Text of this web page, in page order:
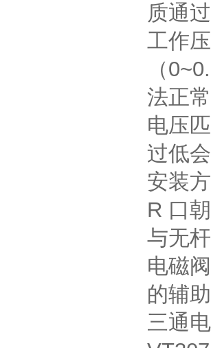
质通
工作
（
法正
电压
过低
安装
R 口
与无
电磁
的辅
三通